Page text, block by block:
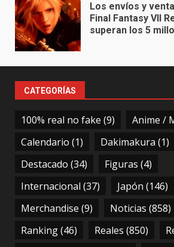
Los envíos y
Final Fantasy VII
superan los 5
CATEGORÍAS
100% real no fake (9) Anime /
Calendario (1) Dakimakura (1)
Destacado (34) Figuras (4)
Internacional (37) Japón (146)
Merchandise (9) Noticias (858)
Ranking(46) Reales (850)